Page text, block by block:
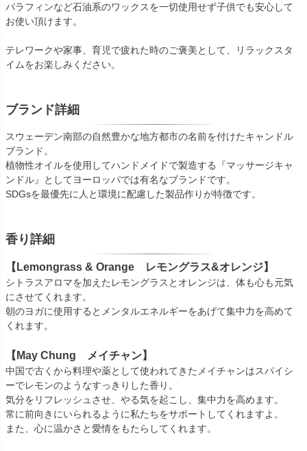
パラフィンなど石油系のワックスを一切使用せず子供でも安心して
お使い頂けます。
テレワークや家事、育児で疲れた時のご褒美として、リラックスタ
イムをお楽しみください。
ブランド詳細
スウェーデン南部の自然豊かな地方都市の名前を付けたキャンドル
ブランド。
植物性オイルを使用してハンドメイドで製造する『マッサージキャ
ンドル』としてヨーロッパでは有名なブランドです。
SDGsを最優先に人と環境に配慮した製品作りが特徴です。
香り詳細
【Lemongrass & Orange レモングラス&オレンジ】
シトラスアロマを加えたレモングラスとオレンジは、体も心も元気
にさせてくれます。
朝のヨガに使用するとメンタルエネルギーをあげて集中力を高めて
くれます。
【May Chung メイチャン】
中国で古くから料理や薬として使われてきたメイチャンはスパイシ
ーでレモンのようなすっきりした香り。
気分をリフレッシュさせ、やる気を起こし、集中力を高めます。
常に前向きにいられるように私たちをサポートしてくれますよ。
また、心に温かさと愛情をもたらしてくれます。